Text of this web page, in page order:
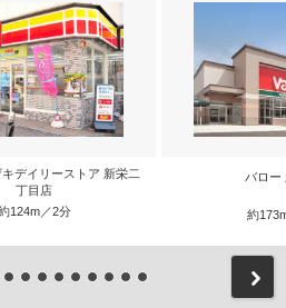
デイリーストア 新栄二
丁目店
124m／2分
バロー
約